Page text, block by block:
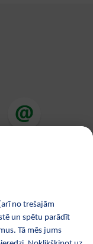
Kosmētika
noteikumi